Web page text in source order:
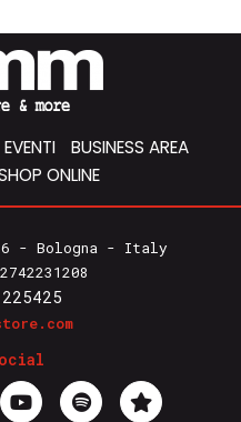
EVENTI
BUSINESS AREA
ONLINE
- Bologna - Italy